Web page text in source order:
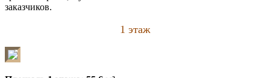
заказчиков.
1 этаж